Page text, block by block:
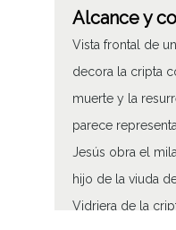
Alcance y
Vista frontal de
decora la cripta
muerte y la
parece
Jesús obra el
hijo de la viuda
Vidriera de la